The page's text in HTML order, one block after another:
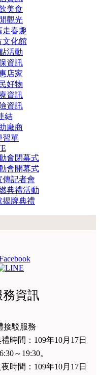
美食
觀光
走春趣
文化館
活動
資訊
店家
好物
資訊
資訊
結
廠商
習單
會閉幕式
會開幕式
傳記者會
典禮活動
揭牌典禮
資訊
接駁服務
時間：109年10月17日
～19:30。
時間：109年10月17日